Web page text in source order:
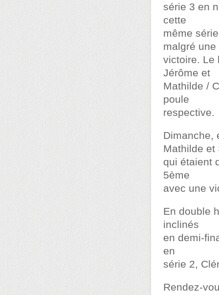
série 3 en
cette
même
malgré une
victoire. Le
Jérôme et
Mathilde /
poule
respective.
Dimanche,
Mathilde et
qui étaient
5ème
avec une
En double
inclinés
en demi-
en
série 2,
Rendez-